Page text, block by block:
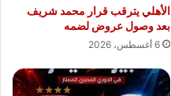
الأهلي يترقب قرار محمد شريف
بعد وصول عروض لضمه
6 أغسطس، 2026